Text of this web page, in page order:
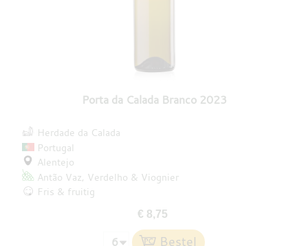
Porta da Calada Branco 2023
Herdade da Calada
Portugal
Alentejo
Antão Vaz Verdelho
Viognier
Fris & fruitig
€ 8,75